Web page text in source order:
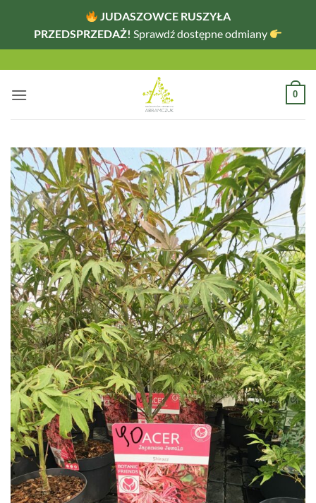
JUDASZOWCE RUSZYŁA
PRZEDSPRZEDAŻ! Sprawdź dostępne odmiany
zawartości
0